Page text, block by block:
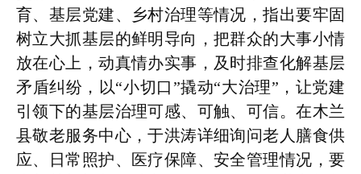
育、基层党建、乡村治理等情况，指出要牢固
树立大抓基层的鲜明导向，把群众的大事小情
放在心上，动真情办实事，及时排查化解基层
矛盾纠纷，以“小切口”撬动“大治理”，让党建
引领下的基层治理可感、可触、可信。在木兰
县敬老服务中心，于洪涛详细询问老人膳食供
应、日常照护、医疗保障、安全管理情况，要